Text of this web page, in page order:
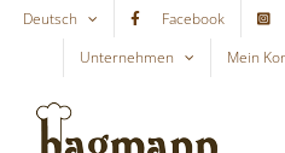
Skip
content
Deutsch Facebook
Unternehmen
Mein